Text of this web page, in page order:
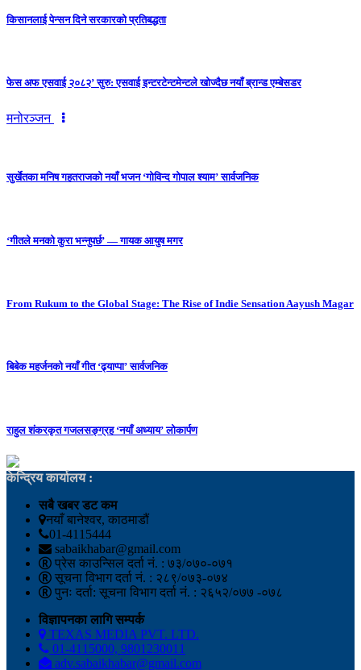
किसानलाई पेन्सन दिने सरकारको प्रतिबद्धता
फेस अफ एसवाई २०८२’ सुरु: एसवाई इन्टरटेन्टमेन्टले खोज्दैछ नयाँ ब्रान्ड एम्बेसडर
मनोरञ्जन
सुर्खेतका मनिष गहतराजको नयाँ भजन ‘गोविन्द गोपाल श्याम’ सार्वजनिक
‘गीतले मनको कुरा भन्नुपर्छ’ — गायक आयुष मगर
From Rukum to the Global Stage: The Rise of Indie Sensation Aayush Magar
बिबेक महर्जनको नयाँ गीत ‘ढ्याप्पा’ सार्वजनिक
राहुल शंकरकृत गजलसङ्ग्रह ‘नयाँ अध्याय’ लोकार्पण
केन्द्रिय कार्यालय :
सबै खबर डट कम
नयाँ बानेश्वर, काठमाडौं
01-4115444
sabaikhabar@gmail.com
प्रेस काउन्सिल दर्ता नं. : ७३/०७०-०७१
सूचना विभाग दर्ता नं. : २८९/०७३-०७४
पुनः दर्ता: सूचना विभाग दर्ता नं. : २६५२/०७७ -०७८
विज्ञापनका लागि सम्पर्क
TEXAS MEDIA PVT. LTD.
01-4115000, 9801230011
adv.sabaikhabar@gmail.com